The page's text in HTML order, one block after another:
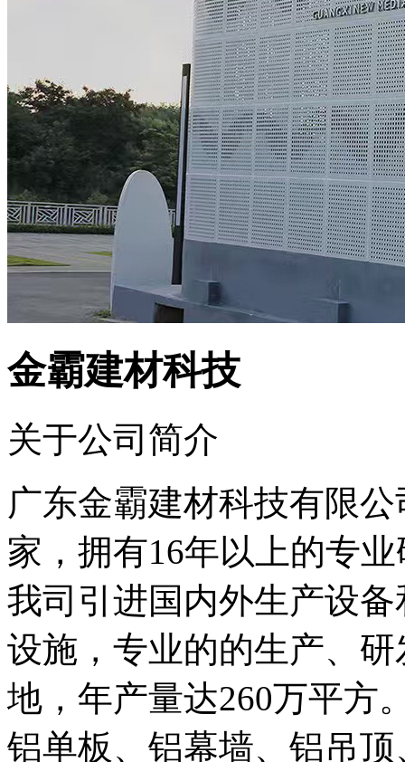
金霸建材科技
关于公司简介
广东金霸建材科技有限
家，拥有16年以上的专
我司引进国内外生产设
设施，专业的的生产、
地，年产量达260万平方
铝单板、铝幕墙、铝吊